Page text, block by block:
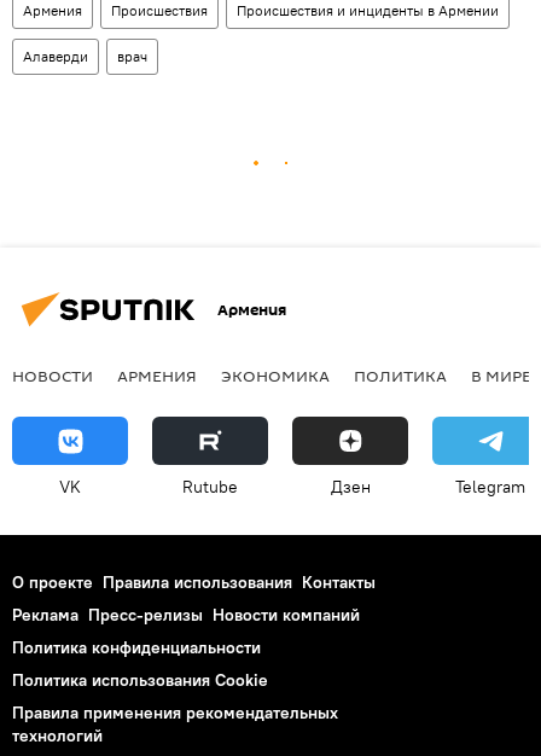
Армения Происшествия Происшествия и инциденты в Армении
Алаверди врач
Армения
НОВОСТИ АРМЕНИЯ ЭКОНОМИКА ПОЛИТИКА В МИРЕ
VK Rutube Дзен Telegram
О проекте Правила использования Контакты
Реклама Пресс-релизы Новости компаний
Политика конфиденциальности
Политика использования Cookie
Правила применения рекомендательных
технологий